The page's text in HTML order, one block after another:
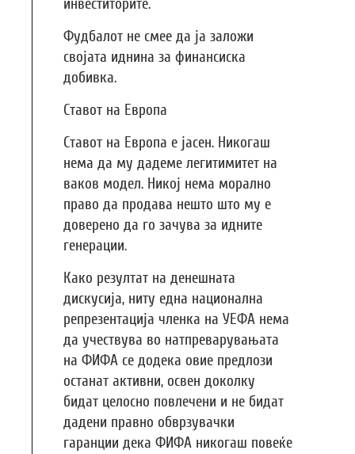
инвеститорите.
Фудбалот не смее да ја заложи
својата иднина за финансиска
добивка.
Ставот на Европа
Ставот на Европа е јасен. Никогаш
нема да му дадеме легитимитет на
ваков модел. Никој нема морално
право да продава нешто што му е
доверено да го зачува за идните
генерации.
Како резултат на денешната
дискусија, ниту една национална
репрезентација членка на УЕФА нема
да учествува во натпреварувањата
на ФИФА се додека овие предлози
останат активни, освен доколку
бидат целосно повлечени и не бидат
дадени правно обврзувачки
гаранции дека ФИФА никогаш повеќе